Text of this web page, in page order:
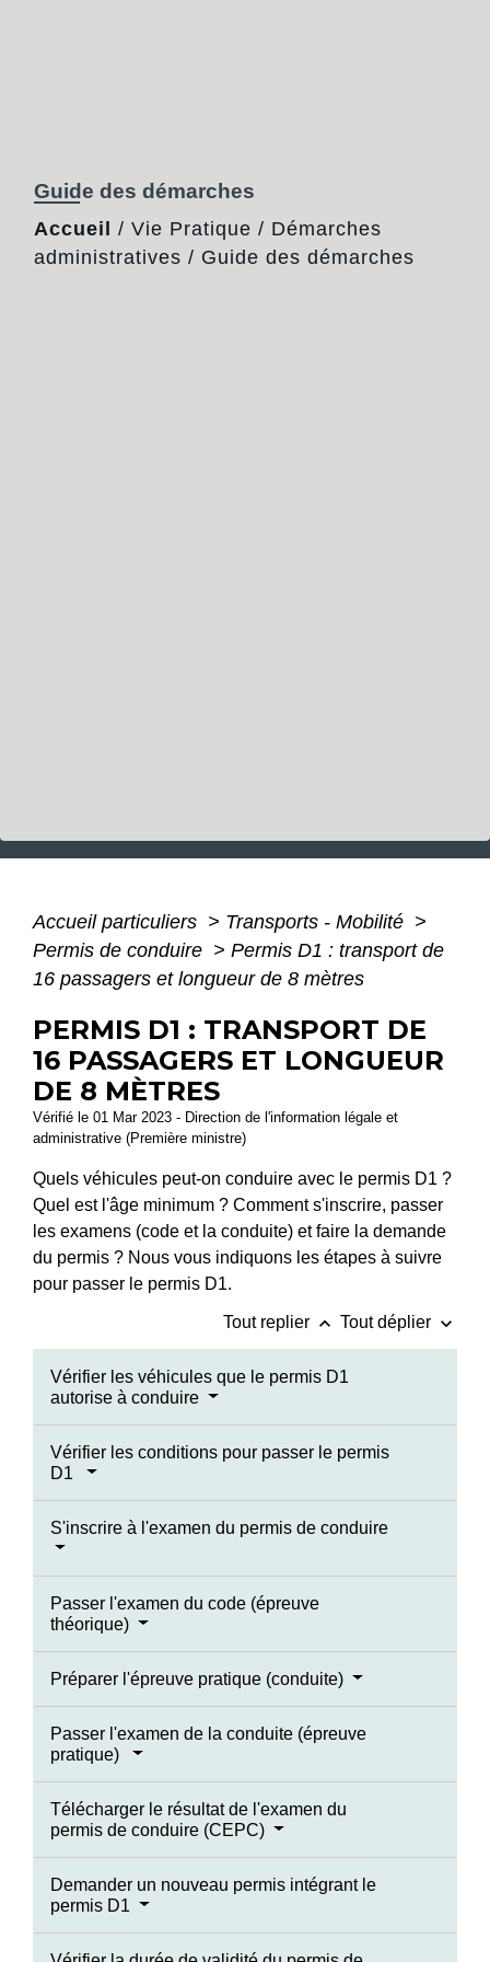
Guide des démarches
Accueil / Vie Pratique / Démarches
administratives / Guide des démarches
Accueil particuliers > Transports - Mobilité >
Permis de conduire > Permis D1 : transport de
16 passagers et longueur de 8 mètres
PERMIS D1 : TRANSPORT DE
16 PASSAGERS ET LONGUEUR
DE 8 MÈTRES
Vérifié le 01 Mar 2023 - Direction de l'information légale et
administrative (Première ministre)
Quels véhicules peut-on conduire avec le permis D1 ?
Quel est l'âge minimum ? Comment s'inscrire, passer
les examens (code et la conduite) et faire la demande
du permis ? Nous vous indiquons les étapes à suivre
pour passer le permis D1.
Tout replier keyboard_arrow_up Tout déplier keyboard_arrow_down
Vérifier les véhicules que le permis D1
autorise à conduire
Vérifier les conditions pour passer le permis
D1
S'inscrire à l'examen du permis de conduire
Passer l'examen du code (épreuve
théorique)
Préparer l'épreuve pratique (conduite)
Passer l'examen de la conduite (épreuve
pratique)
Télécharger le résultat de l'examen du
permis de conduire (CEPC)
Demander un nouveau permis intégrant le
permis D1